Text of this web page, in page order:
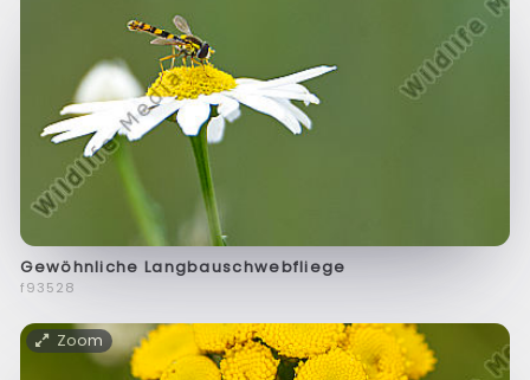
Gewöhnliche Langbauschwebfliege
f93528
Zoom